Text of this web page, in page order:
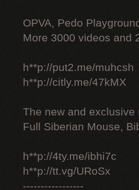
OPVA, Pedo
More 3000 videos and
h**p://put2.me/muhcsh
h**p://citly.me/47kMX
The new and
Full Siberian Mouse,
h**p://4ty.me/ibhi7c
h**p://tt.vg/URoSx
-----------------